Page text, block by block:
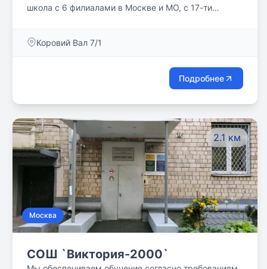
школа с 6 филиалами в Москве и МО, с 17-ти
соответствиии с британской государственной
Foundation Stage с 2 до 5 лет и English National
Primary Curriculum - с 5 до 11 лет. Важно отметить,
инструментом обучения и познания. На русском
языке программа представлена подготовкой к
школе и программой начальной школы согласно
ФГОС РФ. Программа позволяет в любом возрасте
легко адаптировать ребенка к дальнейшему
обучению - как в международных, так и в
российский школах.
Коровий Вал 7/1
Подробнее
2.1 км
Москва
СОШ `Виктория-2000`